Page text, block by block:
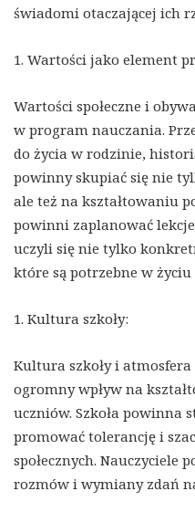
świadomi otaczającej ich
1. Wartości jako element
Wartości społeczne i
w program nauczania.
do życia w rodzinie,
powinny skupiać się nie
ale też na kształtowaniu
powinni zaplanować
uczyli się nie tylko
które są potrzebne w życiu
1. Kultura szkoły:
Kultura szkoły i
ogromny wpływ na
uczniów. Szkoła powinna
promować tolerancję i
społecznych. Nauczyciele
rozmów i wymiany zdań